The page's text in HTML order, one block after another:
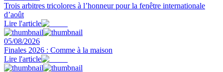
Trois arbitres tricolores à l’honneur pour la fenêtre internationale
d’août
Lire l'article
05/08/2026
Finales 2026 : Comme à la maison
Lire l'article